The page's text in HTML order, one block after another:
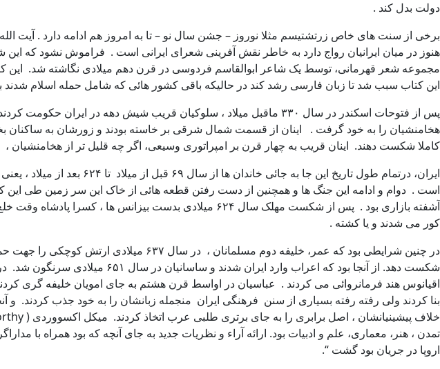
دولت بدل کند .
برخی از سنت های خاص زرتشتیسم مثلا نوروز – جشن سال نو – تا به امروز هم ادامه دارد .
هنوز در میان ایرانیان رواج دارد به خاطر نقش آفرینی شعرای ایرانی است . فراموش نشود که
مجموعه شعر قهرمانی، توسط یک شاعر ابوالقاسم فردوسی در قرن دهم میلادی نگاشته شد. این
این کتاب سبب شد تا زبان فارسی رشد کند در حالیکه باقی کشور هائی که شامل حمله اسلام شدند
پس از فتوحات اسکندر در سال ۳۳۰ ماقبل میلاد ، سلوکیان قریب شیش دهه
کاملا شکست دهند. اینان قریب به چهار قرن بر امپراتوری وسیعی، اگر چه قلیل تر از هخامنشیان
ایران، درتمام طول تاریخ
است . دوام و ادامه این جنگ ها و همچنین از دست رفتن قطعه هائی از خاک این سر زمین طی این
آشفته بازاری بود . پس از شکست مهلک سال ۶۲۴ میلادی
کور می شدند و یا کشته .
در چنین شرایطی بود که عمر، خلیفه دوم
شکست دهد. از آنجا بود که اعراب
اقیانوس هند فرمانروائی می کردند . عباسیان در اواسط قرن هشتم به جای امویان خلیفه گری
بنا کردند ولی رفته رفته بسیاری از سنن فرهنگی ایران منجمله زبانشان را به خود جذب کردند. و
تمدن ، هنر، معماری، علم و ادبیات بود. ارائه آراء و نظریات جدید به جای آنچه که بود همراه با
اروپا در جریان بود گشت “.